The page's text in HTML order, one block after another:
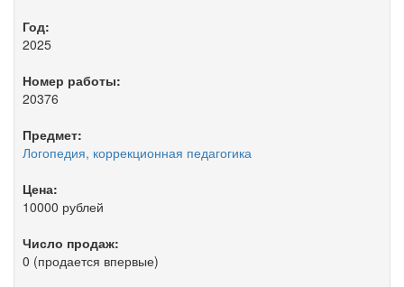
Год:
2025
Номер работы:
20376
Предмет:
Логопедия, коррекционная педагогика
Цена:
10000 рублей
Число продаж:
0 (продается впервые)